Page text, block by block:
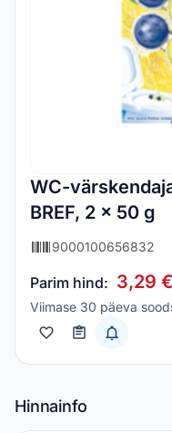
WC-
BREF, 2 x 50 g
9000100656832
Parim hind: 3,29 €
Viimase 30 päeva
Hinnainfo